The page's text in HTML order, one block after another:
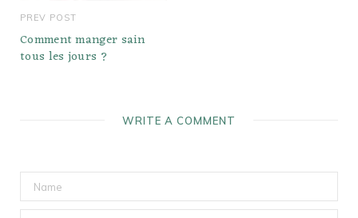
PREV POST
Comment manger sain
tous les jours ?
WRITE A COMMENT